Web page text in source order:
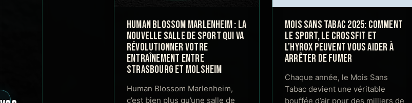
HUMAN BLOSSOM MARLENHEIM : LA
NOUVELLE SALLE DE SPORT QUI VA
RÉVOLUTIONNER VOTRE
ENTRAÎNEMENT ENTRE
STRASBOURG ET MOLSHEIM
Human Blossom Marlenheim,
c’est bien plus qu’une salle de
MOIS SANS TABAC 2025: COMMENT
LE SPORT, LE CROSSFIT ET
L’HYROX PEUVENT VOUS AIDER À
ARRÊTER DE FUMER
Chaque année, le Mois Sans
Tabac devient une véritable
bouffée d’air pour des milliers de